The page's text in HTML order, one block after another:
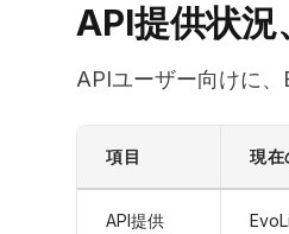
API提供状
APIユーザー向けに
項目 現在
API提供